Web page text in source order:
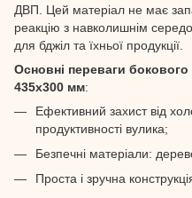
ДВП. Цей матеріал не має
реакцію з навколишнім
для бджіл та їхньої продукції.
Основні переваги
435х300 мм:
Ефективний захист від
продуктивності вулика;
Безпечні матеріали:
Проста і зручна